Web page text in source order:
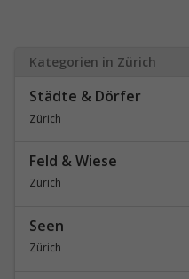
Kategorien in Zürich
Städte & Dörfer
Zürich
Feld & Wiese
Zürich
Seen
Zürich